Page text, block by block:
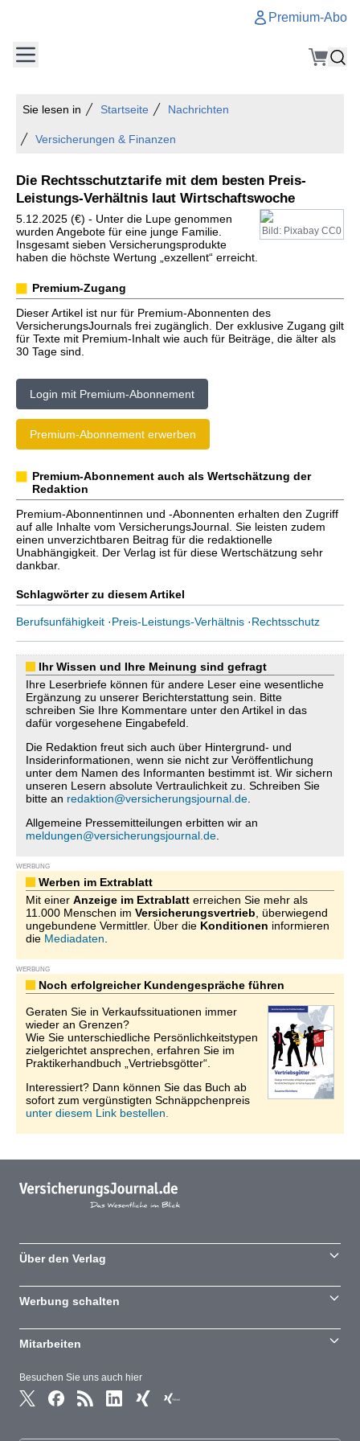
Premium-Abo
Sie lesen in Startseite Nachrichten
Versicherungen & Finanzen
Die Rechtsschutztarife mit dem besten Preis-
Leistungs-Verhältnis laut Wirtschaftswoche
Bild: Pixabay CC0
5.12.2025 (€) - Unter die Lupe genommen
wurden Angebote für eine junge Familie.
Insgesamt sieben Versicherungsprodukte
haben die höchste Wertung „exzellent“ erreicht.
Premium-Zugang
Dieser Artikel ist nur für Premium-Abonnenten des
VersicherungsJournals frei zugänglich. Der exklusive Zugang gilt
für Texte mit Premium-Inhalt wie auch für Beiträge, die älter als
30 Tage sind.
Login mit Premium-Abonnement
Premium-Abonnement erwerben
Premium-Abonnement auch als Wertschätzung der
Redaktion
Premium-Abonnentinnen und -Abonnenten erhalten den Zugriff
auf alle Inhalte vom VersicherungsJournal. Sie leisten zudem
einen unverzichtbaren Beitrag für die redaktionelle
Unabhängigkeit. Der Verlag ist für diese Wertschätzung sehr
dankbar.
Schlagwörter zu diesem Artikel
Berufsunfähigkeit ·Preis-Leistungs-Verhältnis ·Rechtsschutz
Ihr Wissen und Ihre Meinung sind gefragt
Ihre Leserbriefe können für andere Leser eine wesentliche
Ergänzung zu unserer Berichterstattung sein. Bitte
schreiben Sie Ihre Kommentare unter den Artikel in das
dafür vorgesehene Eingabefeld.
Die Redaktion freut sich auch über Hintergrund- und
Insiderinformationen, wenn sie nicht zur Veröffentlichung
unter dem Namen des Informanten bestimmt ist. Wir sichern
unseren Lesern absolute Vertraulichkeit zu. Schreiben Sie
bitte an redaktion@versicherungsjournal.de
Allgemeine Pressemitteilungen erbitten wir an
meldungen@versicherungsjournal.de
WERBUNG
Werben im Extrablatt
Mit einer Anzeige im Extrablatt erreichen Sie mehr als
11.000 Menschen im Versicherungsvertrieb , überwiegend
ungebundene Vermittler. Über die Konditionen informieren
die Mediadaten
WERBUNG
Noch erfolgreicher Kundengespräche führen
Geraten Sie in Verkaufssituationen immer
wieder an Grenzen?
Wie Sie unterschiedliche Persönlichkeitstypen
zielgerichtet ansprechen, erfahren Sie im
Praktikerhandbuch „Vertriebsgötter“.
Interessiert? Dann können Sie das Buch ab
sofort zum vergünstigten Schnäppchenpreis
unter diesem Link bestellen.
Besuchen Sie uns auch hier
Über den Verlag
Werbung schalten
Mitarbeiten